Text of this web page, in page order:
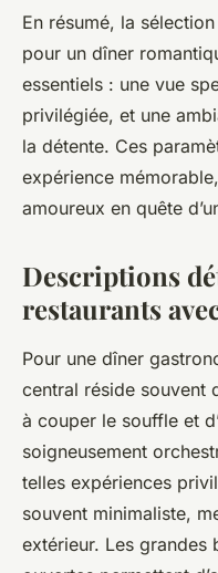
En résumé, la
pour un dîner
essentiels : une vue
privilégiée, et une
la détente. Ces
expérience
amoureux en quête
Descriptions
restaurants
Pour une dîner
central réside souvent
à couper le souffle et
soigneusement
telles expériences
souvent minimaliste,
extérieur. Les grandes